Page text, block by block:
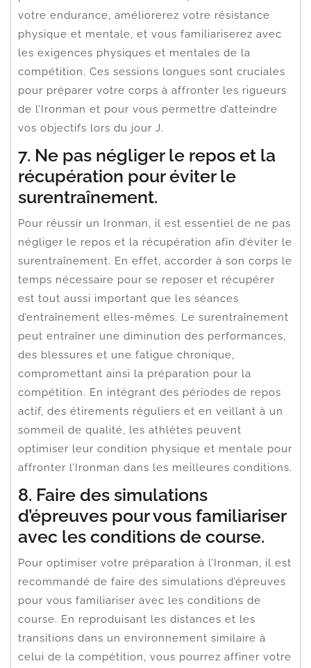
votre endurance, améliorerez votre résistance
physique et mentale, et vous familiariserez avec
les exigences physiques et mentales de la
compétition. Ces sessions longues sont cruciales
pour préparer votre corps à affronter les rigueurs
de l’Ironman et pour vous permettre d’atteindre
vos objectifs lors du jour J.
7. Ne pas négliger le repos et la
récupération pour éviter le
surentraînement.
Pour réussir un Ironman, il est essentiel de ne pas
négliger le repos et la récupération afin d’éviter le
surentraînement. En effet, accorder à son corps le
temps nécessaire pour se reposer et récupérer
est tout aussi important que les séances
d’entraînement elles-mêmes. Le surentraînement
peut entraîner une diminution des performances,
des blessures et une fatigue chronique,
compromettant ainsi la préparation pour la
compétition. En intégrant des périodes de repos
actif, des étirements réguliers et en veillant à un
sommeil de qualité, les athlètes peuvent
optimiser leur condition physique et mentale pour
affronter l’Ironman dans les meilleures conditions.
8. Faire des simulations
d’épreuves pour vous familiariser
avec les conditions de course.
Pour optimiser votre préparation à l’Ironman, il est
recommandé de faire des simulations d’épreuves
pour vous familiariser avec les conditions de
course. En reproduisant les distances et les
transitions dans un environnement similaire à
celui de la compétition, vous pourrez affiner votre